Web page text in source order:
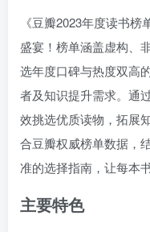
《豆瓣2023年度读书
盛宴！榜单涵盖虚构、
选年度口碑与热度双高
者及知识提升需求。通
效挑选优质读物，拓展
合豆瓣权威榜单数据，
准的选择指南，让每本
主要特色